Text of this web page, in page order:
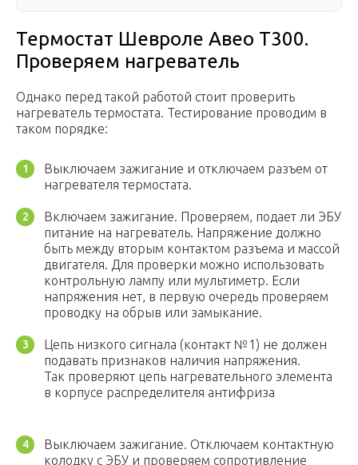
Термостат Шевроле Авео Т300.
Проверяем нагреватель
Однако перед такой работой стоит проверить
нагреватель термостата. Тестирование проводим в
таком порядке:
Выключаем зажигание и отключаем разъем от
нагревателя термостата.
Включаем зажигание. Проверяем, подает ли ЭБУ
питание на нагреватель. Напряжение должно
быть между вторым контактом разъема и массой
двигателя. Для проверки можно использовать
контрольную лампу или мультиметр. Если
напряжения нет, в первую очередь проверяем
проводку на обрыв или замыкание.
Цепь низкого сигнала (контакт №1) не должен
подавать признаков наличия напряжения.
Так проверяют цепь нагревательного элемента
в корпусе распределителя антифриза
Выключаем зажигание. Отключаем контактную
колодку с ЭБУ и проверяем сопротивление